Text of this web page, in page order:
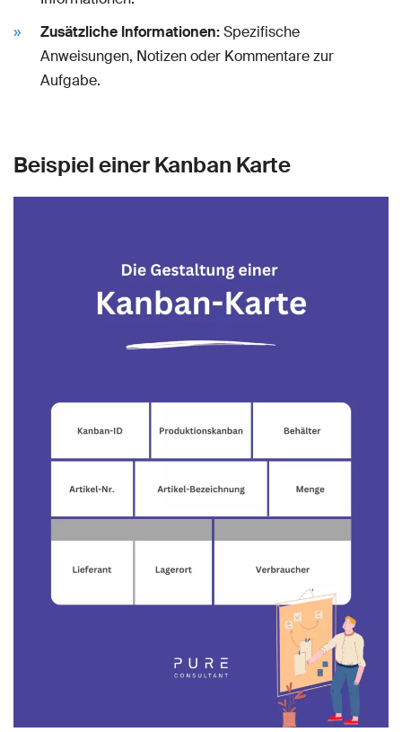
Zusätzliche Informationen:Spezifische
Anweisungen, Notizen oder Kommentare zur
Aufgabe.
Beispiel einer Kanban Karte